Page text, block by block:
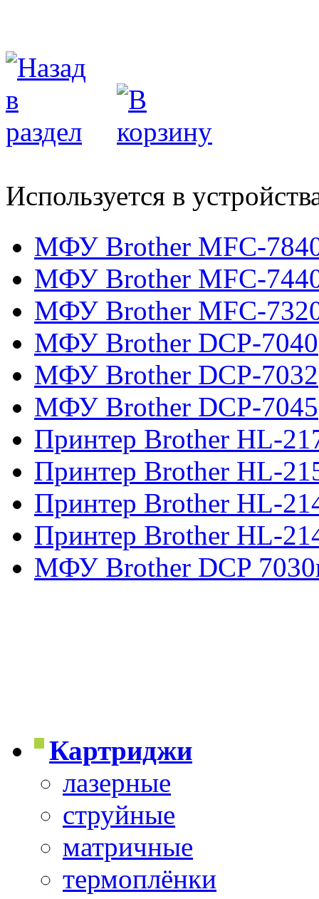
Используется в
МФУ Brother MFC-
МФУ Brother MFC-
МФУ Brother MFC-
МФУ Brother DCP-7040
МФУ Brother DCP-7032
МФУ Brother DCP-7045
Принтер Brother HL-
Принтер Brother HL-
Принтер Brother HL-
Принтер Brother HL-
МФУ Brother DCP
Картриджи
лазерные
струйные
матричные
термоплёнки